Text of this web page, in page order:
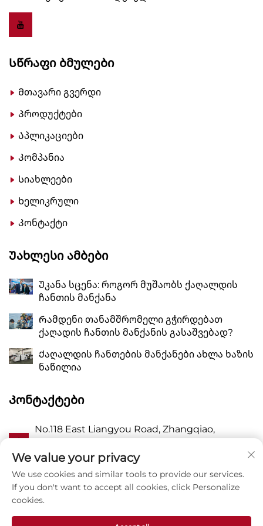
Სწრაფი Ბმულები
Მთავარი გვერდი
Პროდუქტები
Აპლიკაციები
Კომპანია
Სიახლეები
Ხელიკრული
Კონტაქტი
Უახლესი Ამბები
Უკანა სცენა: როგორ მუშაობს ქაღალდის
ჩანთის მანქანა
Რამდენი თანამშრომელი გჭირდებათ
ქაღადის ჩანთის მანქანის გასაშვებად?
Ქაღალდის ჩანთების მანქანები ახლა ხაზის
ნაწილია
Კონტაქტები
Ა
No.118 East Liangyou Road, Zhangqiao,
Wanquan Town, Pingyang, Wenzhou City,
Zhejiang P.R. China 325409
Პ 8615988795434
We value your privacy
We use cookies and similar tools to provide our services.
If you don't want to accept all cookies, click Personalize
cookies.